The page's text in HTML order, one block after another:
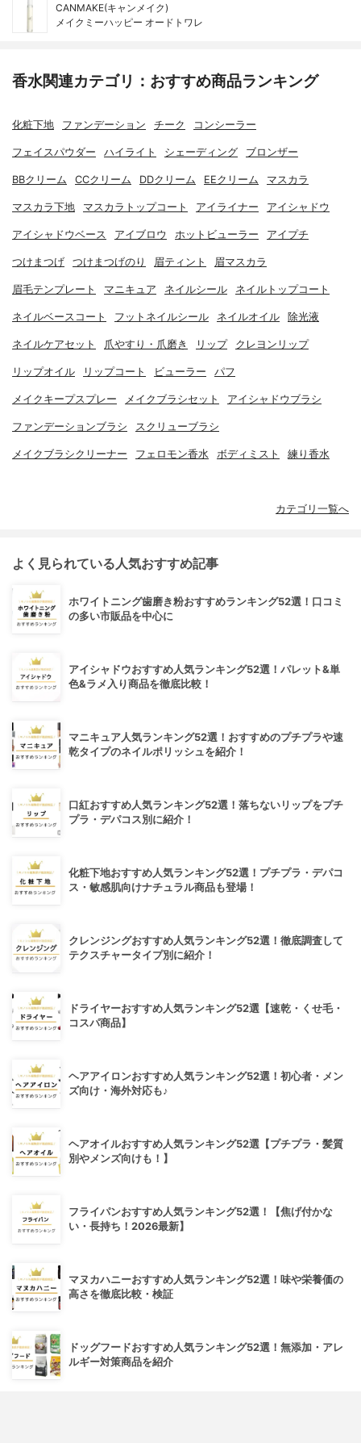
CANMAKE(キャンメイク)
メイクミーハッピー オードトワレ
香水関連カテゴリ：おすすめ商品ランキング
化粧下地 ファンデーション チーク コンシーラー
フェイスパウダー ハイライト シェーディング ブロンザー
BBクリーム CCクリーム DDクリーム EEクリーム マスカラ
マスカラ下地 マスカラトップコート アイライナー アイシャドウ
アイシャドウベース アイブロウ ホットビューラー アイプチ
つけまつげ つけまつげのり 眉ティント 眉マスカラ
眉毛テンプレート マニキュア ネイルシール ネイルトップコート
ネイルベースコート フットネイルシール ネイルオイル 除光液
ネイルケアセット 爪やすり・爪磨き リップ クレヨンリップ
リップオイル リップコート ビューラー パフ
メイクキープスプレー メイクブラシセット アイシャドウブラシ
ファンデーションブラシ スクリューブラシ
メイクブラシクリーナー フェロモン香水 ボディミスト 練り香水
カテゴリ一覧へ
よく見られている人気おすすめ記事
ホワイトニング歯磨き粉おすすめランキング52選！口コミ
の多い市販品を中心に
アイシャドウおすすめ人気ランキング52選！パレット&単
色&ラメ入り商品を徹底比較！
マニキュア人気ランキング52選！おすすめのプチプラや速
乾タイプのネイルポリッシュを紹介！
口紅おすすめ人気ランキング52選！落ちないリップをプチ
プラ・デパコス別に紹介！
化粧下地おすすめ人気ランキング52選！プチプラ・デパコ
ス・敏感肌向けナチュラル商品も登場！
クレンジングおすすめ人気ランキング52選！徹底調査して
テクスチャータイプ別に紹介！
ドライヤーおすすめ人気ランキング52選【速乾・くせ毛・
コスパ商品】
ヘアアイロンおすすめ人気ランキング52選！初心者・メン
ズ向け・海外対応も♪
ヘアオイルおすすめ人気ランキング52選【プチプラ・髪質
別やメンズ向けも！】
フライパンおすすめ人気ランキング52選！【焦げ付かな
い・長持ち！2026最新】
マヌカハニーおすすめ人気ランキング52選！味や栄養価の
高さを徹底比較・検証
ドッグフードおすすめ人気ランキング52選！無添加・アレ
ルギー対策商品を紹介